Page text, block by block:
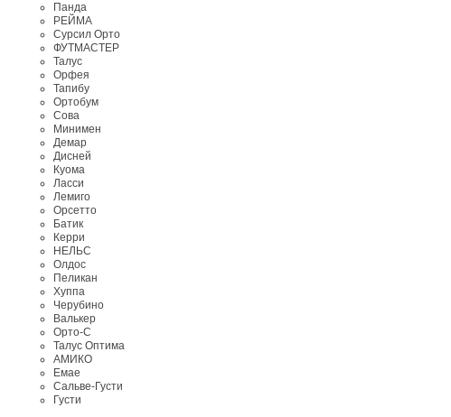
Панда
РЕЙМА
Сурсил Орто
ФУТМАСТЕР
Талус
Орфея
Тапибу
Ортобум
Сова
Минимен
Демар
Дисней
Куома
Ласси
Лемиго
Орсетто
Батик
Керри
НЕЛЬС
Олдос
Пеликан
Хуппа
Черубино
Валькер
Орто-С
Талус Оптима
АМИКО
Емае
Сальве-Густи
Густи